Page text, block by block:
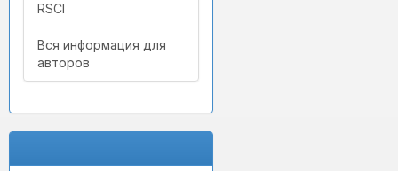
RSCI
Вся информация для
авторов